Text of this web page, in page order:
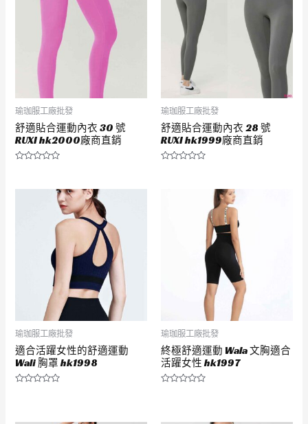
瑜珈服工廠批發
舒適貼合運動內衣 30 號
RUXI hk2000廠商直銷
瑜珈服工廠批發
舒適貼合運動內衣 28 號
RUXI hk1999廠商直銷
瑜珈服工廠批發
適合活躍女性的舒適運動
Wali 胸罩 hk1998
瑜珈服工廠批發
終極舒適運動 Wala 文胸適合
活躍女性 hk1997